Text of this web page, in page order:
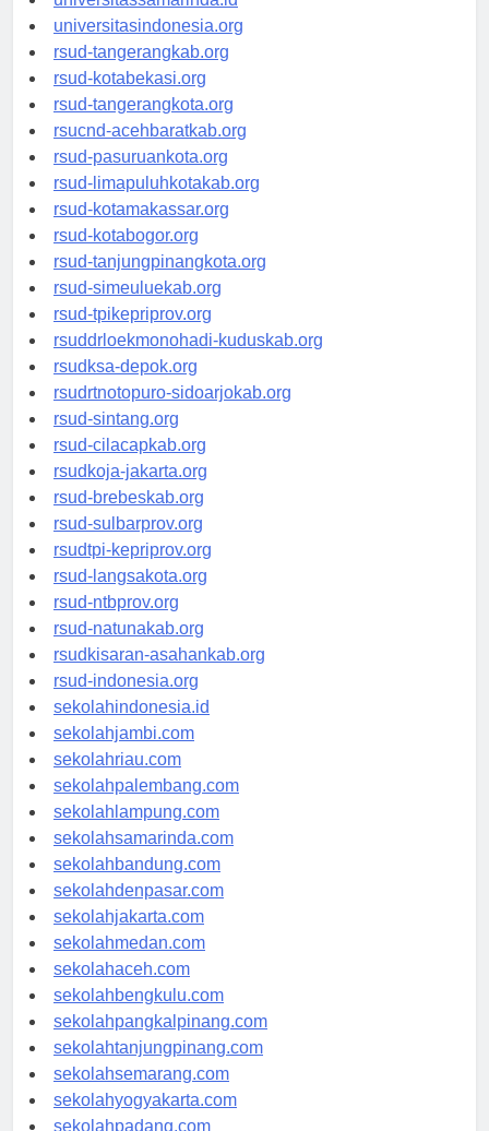
universitassamarinda.id
universitasindonesia.org
rsud-tangerangkab.org
rsud-kotabekasi.org
rsud-tangerangkota.org
rsucnd-acehbaratkab.org
rsud-pasuruankota.org
rsud-limapuluhkotakab.org
rsud-kotamakassar.org
rsud-kotabogor.org
rsud-tanjungpinangkota.org
rsud-simeuluekab.org
rsud-tpikepriprov.org
rsuddrloekmonohadi-kuduskab.org
rsudksa-depok.org
rsudrtnotopuro-sidoarjokab.org
rsud-sintang.org
rsud-cilacapkab.org
rsudkoja-jakarta.org
rsud-brebeskab.org
rsud-sulbarprov.org
rsudtpi-kepriprov.org
rsud-langsakota.org
rsud-ntbprov.org
rsud-natunakab.org
rsudkisaran-asahankab.org
rsud-indonesia.org
sekolahindonesia.id
sekolahjambi.com
sekolahriau.com
sekolahpalembang.com
sekolahlampung.com
sekolahsamarinda.com
sekolahbandung.com
sekolahdenpasar.com
sekolahjakarta.com
sekolahmedan.com
sekolahaceh.com
sekolahbengkulu.com
sekolahpangkalpinang.com
sekolahtanjungpinang.com
sekolahsemarang.com
sekolahyogyakarta.com